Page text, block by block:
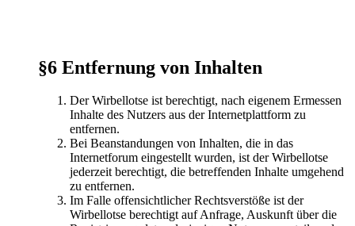
§6 Entfernung von Inhalten
Der Wirbellotse ist berechtigt, nach eigenem Ermessen
Inhalte des Nutzers aus der Internetplattform zu
entfernen.
Bei Beanstandungen von Inhalten, die in das
Internetforum eingestellt wurden, ist der Wirbellotse
jederzeit berechtigt, die betreffenden Inhalte umgehend
zu entfernen.
Im Falle offensichtlicher Rechtsverstöße ist der
Wirbellotse berechtigt auf Anfrage, Auskunft über die